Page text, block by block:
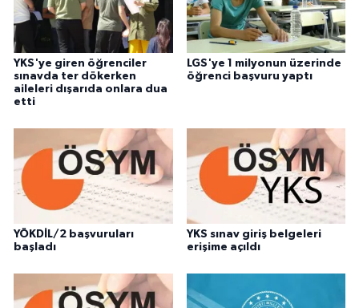
YKS'ye giren öğrenciler
sınavda ter dökerken
aileleri dışarıda onlara dua
etti
LGS'ye 1 milyonun üzerinde
öğrenci başvuru yaptı
YÖKDİL/2 başvuruları
başladı
YKS sınav giriş belgeleri
erişime açıldı